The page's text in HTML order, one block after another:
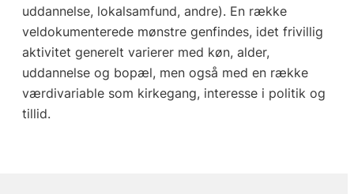
uddannelse, lokalsamfund, andre). En række
veldokumenterede mønstre genfindes, idet frivillig
aktivitet generelt varierer med køn, alder,
uddannelse og bopæl, men også med en række
værdivariable som kirkegang, interesse i politik og
tillid.